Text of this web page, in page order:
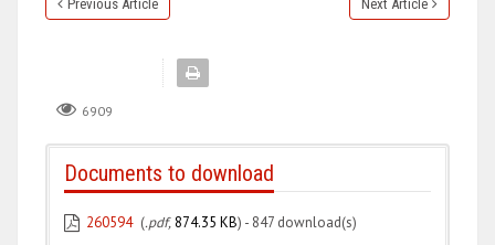
Previous Article Next Article
6909
Documents to download
260594 (.pdf, 874.35 KB) - 847 download(s)